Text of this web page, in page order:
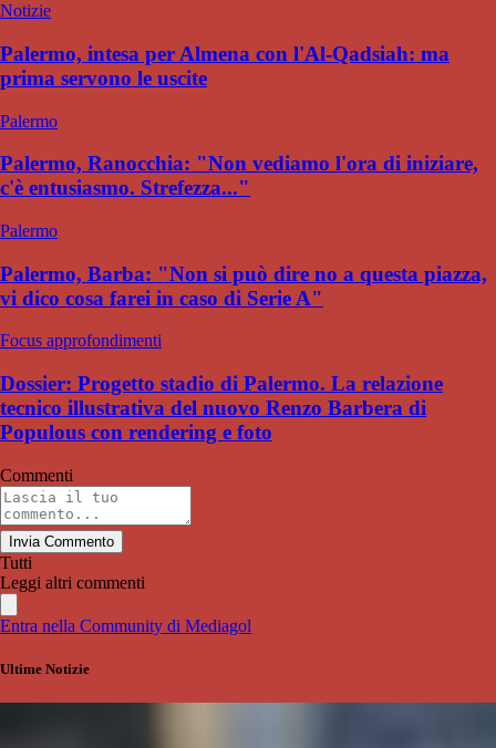
Notizie
Palermo, intesa per Almena con l'Al-Qadsiah: ma
prima servono le uscite
Palermo
Palermo, Ranocchia: "Non vediamo l'ora di iniziare,
c'è entusiasmo. Strefezza..."
Palermo
Palermo, Barba: "Non si può dire no a questa piazza,
vi dico cosa farei in caso di Serie A"
Focus approfondimenti
Dossier: Progetto stadio di Palermo. La relazione
tecnico illustrativa del nuovo Renzo Barbera di
Populous con rendering e foto
Commenti
Invia Commento
Tutti
Leggi altri commenti
Entra nella Community di Mediagol
Ultime Notizie